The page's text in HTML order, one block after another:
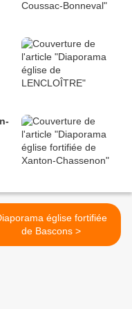
église fortifiée
de Bascons >